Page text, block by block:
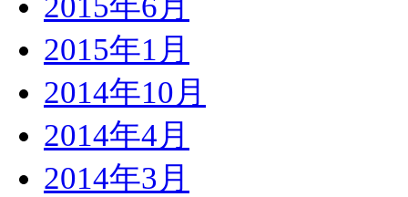
2015年1月
2014年10月
2014年4月
2014年3月